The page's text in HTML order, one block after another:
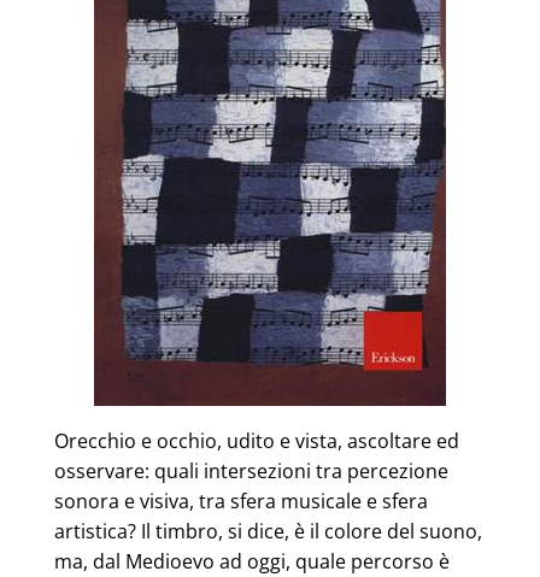
Orecchio e occhio, udito e vista, ascoltare ed
osservare: quali intersezioni tra percezione
sonora e visiva, tra sfera musicale e sfera
artistica? Il timbro, si dice, è il colore del suono,
ma, dal Medioevo ad oggi, quale percorso è